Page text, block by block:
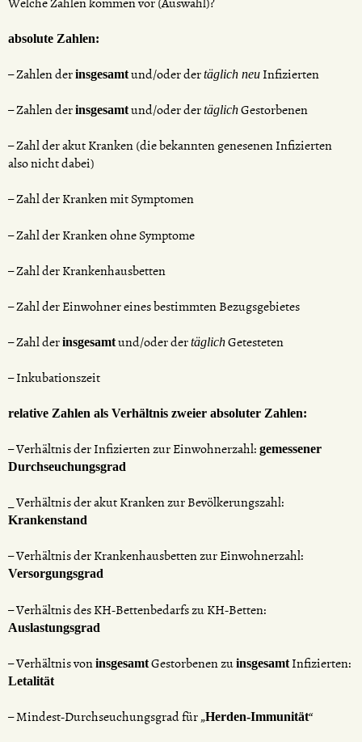
absolute Zahlen:
– Zahlen derinsgesamtund/oder dertäglich neu Infizierten
– Zahlen derinsgesamtund/oder dertäglichGestorbenen
– Zahl der akut Kranken (die bekannten genesenen Infizierten
also nicht dabei)
– Zahl der Kranken mit Symptomen
– Zahl der Kranken ohne Symptome
– Zahl der Krankenhausbetten
– Zahl der Einwohner eines bestimmten Bezugsgebietes
– Zahl derinsgesamtund/oder dertäglichGetesteten
– Inkubationszeit
relative Zahlen als Verhältnis zweier absoluter Zahlen:
– Verhältnis der Infizierten zur Einwohnerzahl: gemessener
Durchseuchungsgrad
_ Verhältnis der akut Kranken zur Bevölkerungszahl:
Krankenstand
– Verhältnis der Krankenhausbetten zur Einwohnerzahl:
Versorgungsgrad
– Verhältnis des KH-Bettenbedarfs zu KH-Betten:
Auslastungsgrad
– Verhältnis voninsgesamtGestorbenen zuinsgesamtInfizierten:
Letalität
– Mindest-Durchseuchungsgrad für „Herden-Immunität“